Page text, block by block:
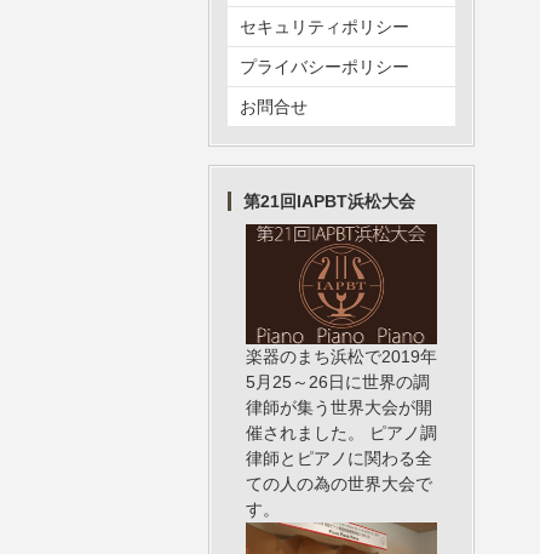
セキュリティポリシー
プライバシーポリシー
お問合せ
第21回IAPBT浜松大会
楽器のまち浜松で2019年
5月25～26日に世界の調
律師が集う世界大会が開
催されました。 ピアノ調
律師とピアノに関わる全
ての人の為の世界大会で
す。